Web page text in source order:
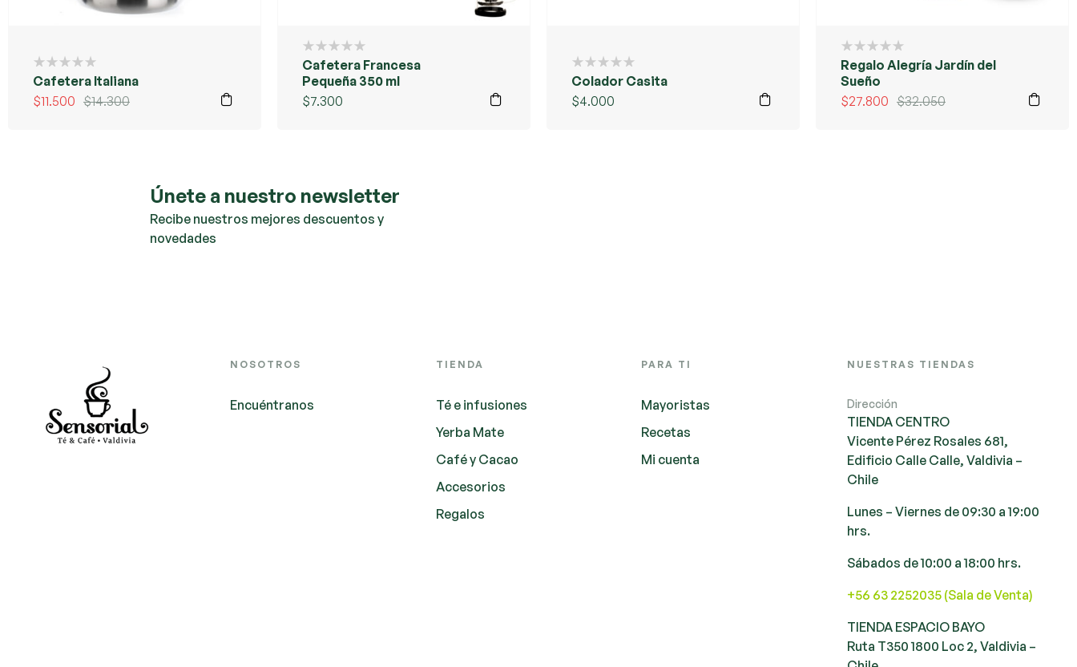
Cafetera Italiana
$14.300
$11.500
Cafetera Francesa
Pequeña 350 ml
$7.300
Colador Casita
$4.000
Regalo Alegría Jardín del
Sueño
$32.050
$27.800
Únete a nuestro newsletter
Recibe nuestros mejores descuentos y
novedades
NOSOTROS
Encuéntranos
TIENDA
Té e infusiones
Yerba Mate
Café y Cacao
Accesorios
Regalos
PARA TI
Mayoristas
Recetas
Mi cuenta
NUESTRAS TIENDAS
Dirección
TIENDA CENTRO
Vicente Pérez Rosales 681,
Edificio Calle Calle, Valdivia –
Chile
Lunes – Viernes de 09:30 a 19:00
hrs.
Sábados de 10:00 a 18:00 hrs.
+56 63 2252035 (Sala de Venta)
TIENDA ESPACIO BAYO
Ruta T350 1800 Loc 2, Valdivia –